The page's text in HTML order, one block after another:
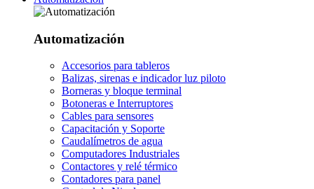
Automatización
Accesorios para tableros
Balizas, sirenas e indicador luz piloto
Borneras y bloque terminal
Botoneras e Interruptores
Cables para sensores
Capacitación y Soporte
Caudalímetros de agua
Computadores Industriales
Contactores y relé térmico
Contadores para panel